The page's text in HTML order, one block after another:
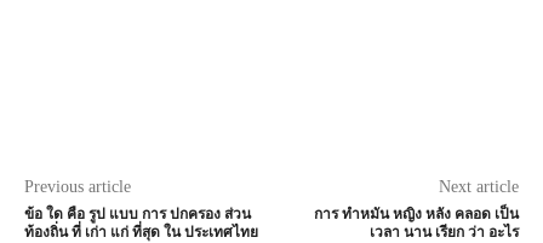
Previous article
ข้อ ใด คือ รูป แบบ การ ปกครอง ส่วน
ท้องถิ่น ที่ เก่า แก่ ที่สุด ใน ประเทศไทย
Next article
การ ทำหมัน หญิง หลัง คลอด เป็น
เวลา นาน เรียก ว่า อะไร